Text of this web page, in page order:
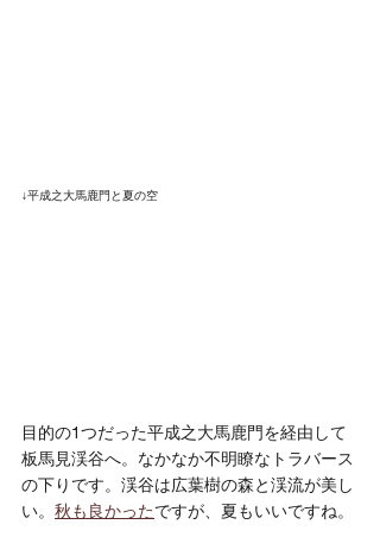
↓平成之大馬鹿門と夏の空
目的の1つだった平成之大馬鹿門を経由して
板馬見渓谷へ。なかなか不明瞭なトラバース
の下りです。渓谷は広葉樹の森と渓流が美し
い。 秋も良かったですが、夏もいいですね。